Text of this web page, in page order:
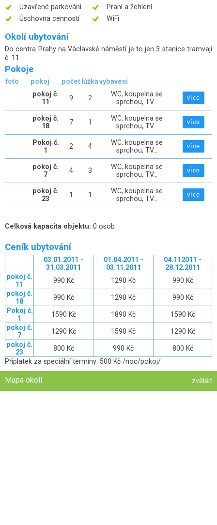
Uzavřené parkování
Praní a žehlení
Úschovna cenností
WiFi
Okolí ubytování
Do centra Prahy na Václavské náměstí je to jen 3 stanice tramvají
č. 11.
Pokoje
foto pokoj počet lůžkavybavení
pokoj č.
11
9 2
WC, koupelna se
sprchou, TV...
více
pokoj č.
18
7 1
WC, koupelna se
sprchou, TV...
více
Pokoj č.
1
2 4
WC, koupelna se
sprchou, TV...
více
pokoj č.
7
4 3
WC, koupelna se
sprchou, TV...
více
pokoj č.
23
1 1
WC, koupelna se
sprchou, TV...
více
Celková kapacita objektu: 0 osob
Ceník ubytování
03.01.2011 -
31.03.2011
01.04.2011 -
03.11.2011
04.112011 -
28.12.2011
pokoj č.
11
990 Kč 1290 Kč
990 Kč
pokoj č.
18
990 Kč 1290 Kč
990 Kč
Pokoj č.
1
1590 Kč 1890 Kč
1590 Kč
pokoj č.
7
1290 Kč 1590 Kč
1290 Kč
pokoj č.
23
800 Kč 990 Kč
800 Kč
Příplatek za speciální termíny: 500 Kč /noc/pokoj/
Mapa okolí zvětšit